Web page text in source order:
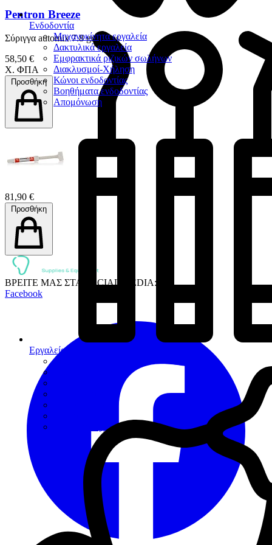
Ενδοδοντία
Μηχανοκίνητα εργαλεία
Δακτυλικά εργαλεία
Εμφρακτικά ριζικών σωλήνων
Διακλυσμοί-Χήληση
Κώνοι ενδοδοντίας
Βοηθήματα ενδοδοντίας
Απομόνωση
Εργαλεία
Διαγνωστικά
Pentron Breeze
Σύριγγα automix 7.8 gr & tips
58,50 €
Χ. ΦΠΑ
Προσθήκη
81,90 €
Προσθήκη
ΒΡΕΙΤΕ ΜΑΣ ΣΤΑ SOCIAL MEDIA:
Facebook